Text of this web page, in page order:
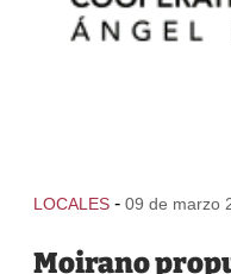
LOCALES - 09 de marzo
Moirano